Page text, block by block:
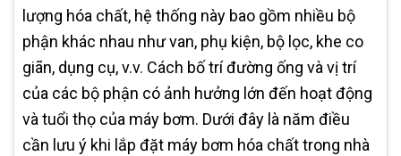
lượng hóa chất, hệ thống này bao gồm nhiều bộ
phận khác nhau như van, phụ kiện, bộ lọc, khe co
giãn, dụng cụ, v.v. Cách bố trí đường ống và vị trí
của các bộ phận có ảnh hưởng lớn đến hoạt động
và tuổi thọ của máy bơm. Dưới đây là năm điều
cần lưu ý khi lắp đặt máy bơm hóa chất trong nhà